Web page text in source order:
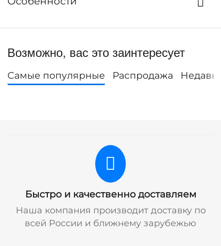
Возможно, вас это заинтересует
Самые популярные Распродажа
Быстро и качественно доставляем
Наша компания производит доставку по
всей России и ближнему зарубежью